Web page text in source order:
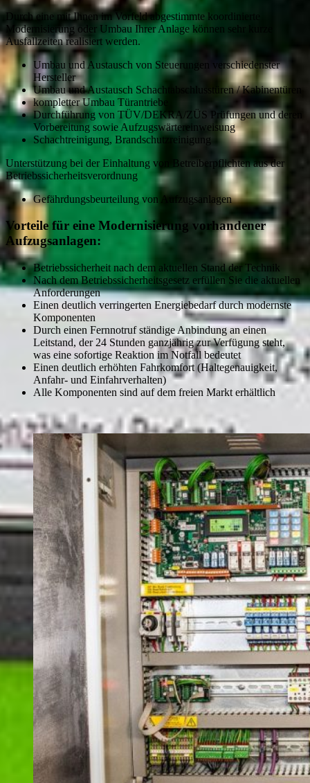
Durch eine mit Ihnen im Vorfeld abgestimmte koordinierte
Modernisierung oder Umbau Ihrer Anlage können sehr kurze
Ausfallzeiten realisiert werden.
Umbau und Austausch von Steuerungen verschiedenster
Hersteller
Umbau und Austausch Schachtabschlusstüren / Kabinentüren
kompletter Umbau Türantriebe
Durchführung von TÜV/DEKRA/ZÜS Prüfungen und deren
Vorbereitung sowie Aufzugswärtereinweisung
Schachtreinigung, Brandschutzreinigung
Unterstützung bei der Einhaltung von Betreiberpflichten aus der
Betriebssicherheitsverordnung
Gefährdungsbeurteilung von Aufzugsanlagen
Vorteile für eine Modernisierung vorhandener
Aufzugsanlagen:
Betriebssicherheit nach dem aktuellen Stand der Technik
Nach dem Betriebssicherheitsgesetz erfüllen Sie die aktuellen
Anforderungen
Einen deutlich verringerten Energiebedarf durch modernste
Komponenten
Durch einen Fernnotruf ständige Anbindung an einen
Leitstand, der 24 Stunden ganzjährig zur Verfügung steht,
was eine sofortige Reaktion im Notfall bedeutet
Einen deutlich erhöhten Fahrkomfort (Haltegenauigkeit,
Anfahr- und Einfahrverhalten)
Alle Komponenten sind auf dem freien Markt erhältlich